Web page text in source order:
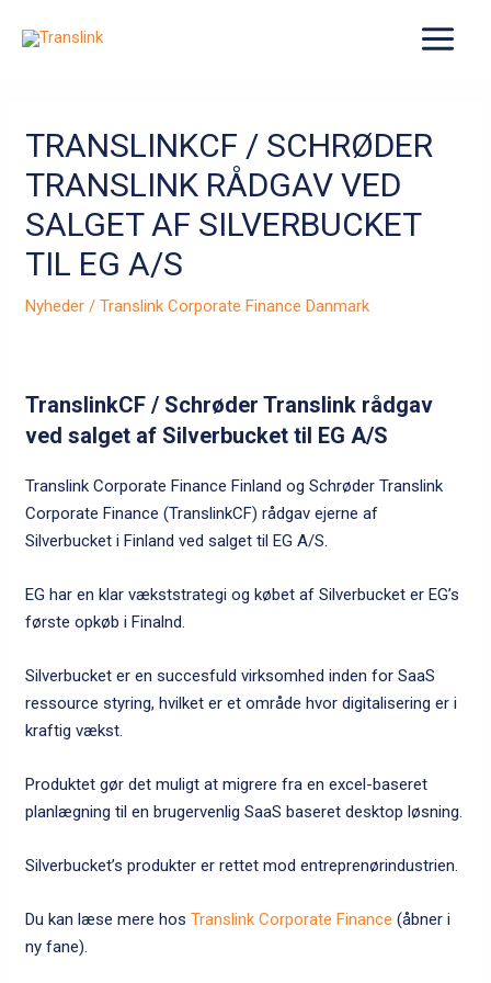
MAIN
TRANSLINKCF / SCHRØDER
TRANSLINK RÅDGAV VED
SALGET AF SILVERBUCKET
TIL EG A/S
Nyheder /Translink Corporate Finance Danmark
TranslinkCF / Schrøder Translink rådgav
ved salget af Silverbucket til EG A/S
Translink Corporate Finance Finland og Schrøder Translink
Corporate Finance (TranslinkCF) rådgav ejerne af
Silverbucket i Finland ved salget til EG A/S.
EG har en klar vækststrategi og købet af Silverbucket er EG’s
første opkøb i Finalnd.
Silverbucket er en succesfuld virksomhed inden for SaaS
ressource styring, hvilket er et område hvor digitalisering er i
kraftig vækst.
Produktet gør det muligt at migrere fra en excel-baseret
planlægning til en brugervenlig SaaS baseret desktop løsning.
Silverbucket’s produkter er rettet mod entreprenørindustrien.
Du kan læse mere hosTranslink Corporate Finance (åbner i
ny fane).